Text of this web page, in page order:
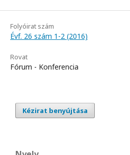
Folyóirat szám
Évf. 26 szám 1-2 (2016)
Rovat
Fórum - Konferencia
Kézirat benyújtása